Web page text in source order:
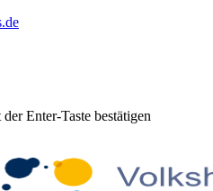
Enter-Taste bestätigen